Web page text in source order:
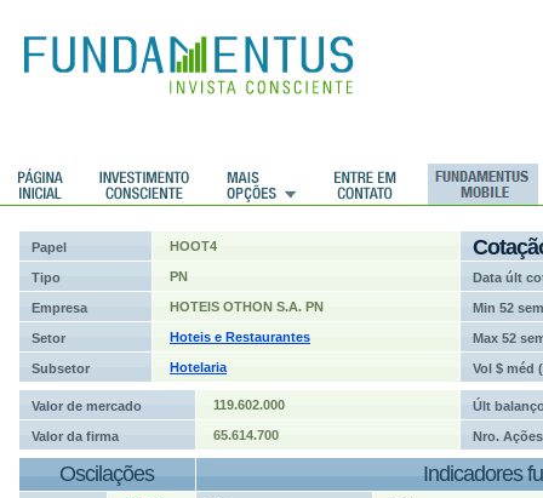
Papel HOOT4
Tipo PN Data últ
Empresa HOTEIS OTHON S.A. PN Min 52 sem
Setor Hoteis e Restaurantes Max 52
Subsetor Hotelaria Vol $ méd
Valor de mercado 119.602.000 Últ
Valor da firma 65.614.700 Nro. Ações
Oscilações Indicadores